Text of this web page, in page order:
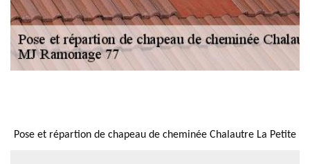
Pose et répartion de chapeau de cheminée Chalautre La Petite